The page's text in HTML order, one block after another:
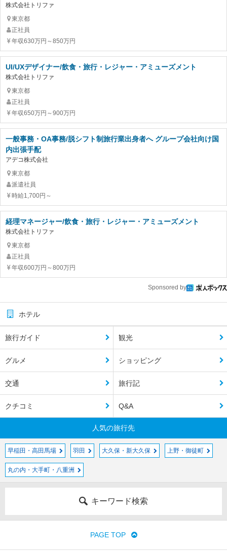
株式会社トリファ
東京都
正社員
年収630万円～850万円
UI/UXデザイナー/飲食・旅行・レジャー・アミューズメント
株式会社トリファ
東京都
正社員
年収650万円～900万円
一般事務・OA事務/脱シフト制旅行業出身者へ グループ会社向け国
内出張手配
アデコ株式会社
東京都
派遣社員
時給1,700円～
経理マネージャー/飲食・旅行・レジャー・アミューズメント
株式会社トリファ
東京都
正社員
年収600万円～800万円
Sponsored by
ホテル
旅行ガイド 観光
グルメ ショッピング
交通 旅行記
クチコミ Q&A
人気の旅行先
早稲田・高田馬場 羽田 大久保・新大久保 上野・御徒町
丸の内・大手町・八重洲
キーワード検索
PAGE TOP